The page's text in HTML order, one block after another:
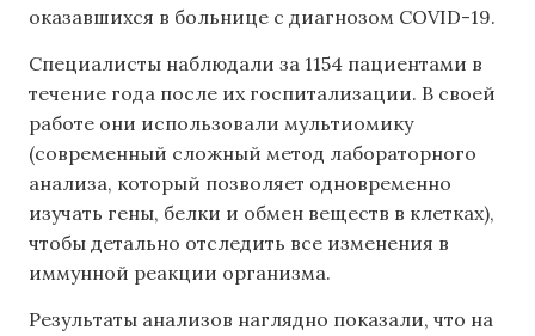
оказавшихся в больнице с диагнозом COVID-19.
Специалисты наблюдали за 1154 пациентами в
течение года после их госпитализации. В своей
работе они использовали мультиомику
(современный сложный метод лабораторного
анализа, который позволяет одновременно
изучать гены, белки и обмен веществ в клетках),
чтобы детально отследить все изменения в
иммунной реакции организма.
Результаты анализов наглядно показали, что на